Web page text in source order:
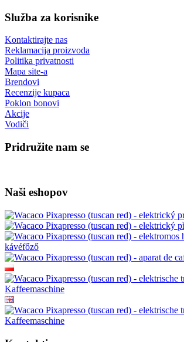
Služba za korisnike
Kontaktirajte nas
Reklamacija proizvoda
Politika privatnosti
Mapa site-a
Brendovi
Recenzije kupaca
Poklon bonovi
Akcije
Vodiči
Pridružite nam se
Naši eshopov